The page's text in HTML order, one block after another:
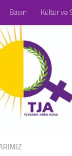
Basın Kültür ve